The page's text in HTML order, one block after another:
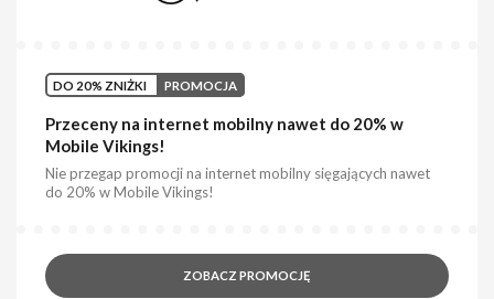
DO 20% ZNIŻKI PROMOCJA
Przeceny na internet mobilny nawet do 20% w
Mobile Vikings!
Nie przegap promocji na internet mobilny sięgających nawet
do 20% w Mobile Vikings!
ZOBACZ PROMOCJĘ